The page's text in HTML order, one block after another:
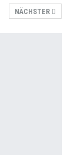
NÄCHSTER